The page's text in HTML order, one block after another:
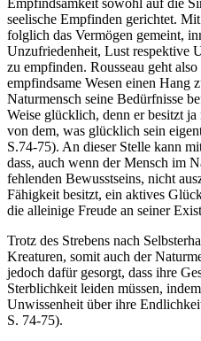
seelische Empfinden gerichtet.
folglich das Vermögen gemeint,
Unzufriedenheit, Lust respektive
zu empfinden. Rousseau geht also
empfindsame Wesen einen Hang
Naturmensch seine Bedürfnisse
Weise glücklich, denn er besitzt
von dem, was glücklich sein
S.74-75). An dieser Stelle kann
dass, auch wenn der Mensch im
fehlenden Bewusstseins, nicht
Fähigkeit besitzt, ein aktives
die alleinige Freude an seiner
Trotz des Strebens nach
Kreaturen, somit auch der
jedoch dafür gesorgt, dass ihre
Sterblichkeit leiden müssen,
Unwissenheit über ihre
S. 74-75).